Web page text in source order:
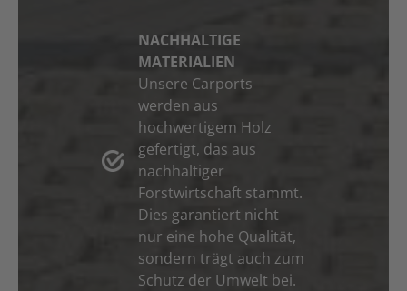
NACHHALTIGE
MATERIALIEN
Unsere Carports
werden aus
hochwertigem Holz
gefertigt, das aus
nachhaltiger
Forstwirtschaft stammt.
Dies garantiert nicht
nur eine hohe Qualität,
sondern trägt auch zum
Schutz der Umwelt bei.